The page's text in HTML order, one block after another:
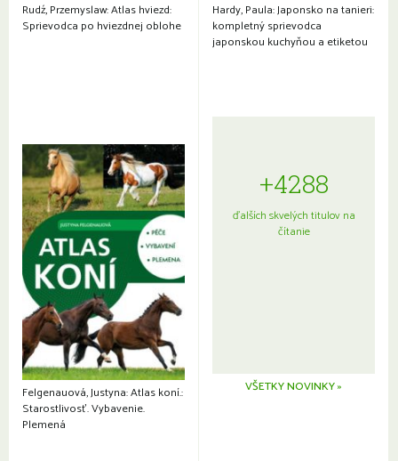
Rudź, Przemyslaw: Atlas hviezd:
Sprievodca po hviezdnej oblohe
Hardy, Paula: Japonsko na tanieri:
kompletný sprievodca
japonskou kuchyňou a etiketou
Felgenauová, Justyna: Atlas koní.:
Starostlivosť. Vybavenie.
Plemená
+4288
ďalších skvelých titulov na
čítanie
VŠETKY NOVINKY »